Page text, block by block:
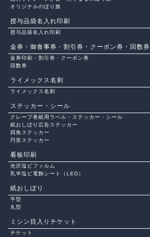
オリジナルのぼり旗
授与品袋名入れ印刷
授与品袋名入れ印刷
金券・御食事券・割引券・クーポン券・回数券
金券印刷・割引券・クーポン券
回数券
ライメックス名刺
ライメックス名刺
ステッカー・シール
クレープ巻紙用ラベル・ステッカー・シール
紙おしぼり広告ステッカー
四角ステッカー
円形ステッカー
看板印刷
光沢塩ビフィルム
乳半塩ビ電飾シート（LED）
紙おしぼり
平型
丸型
ミシン目入りチケット
チケット